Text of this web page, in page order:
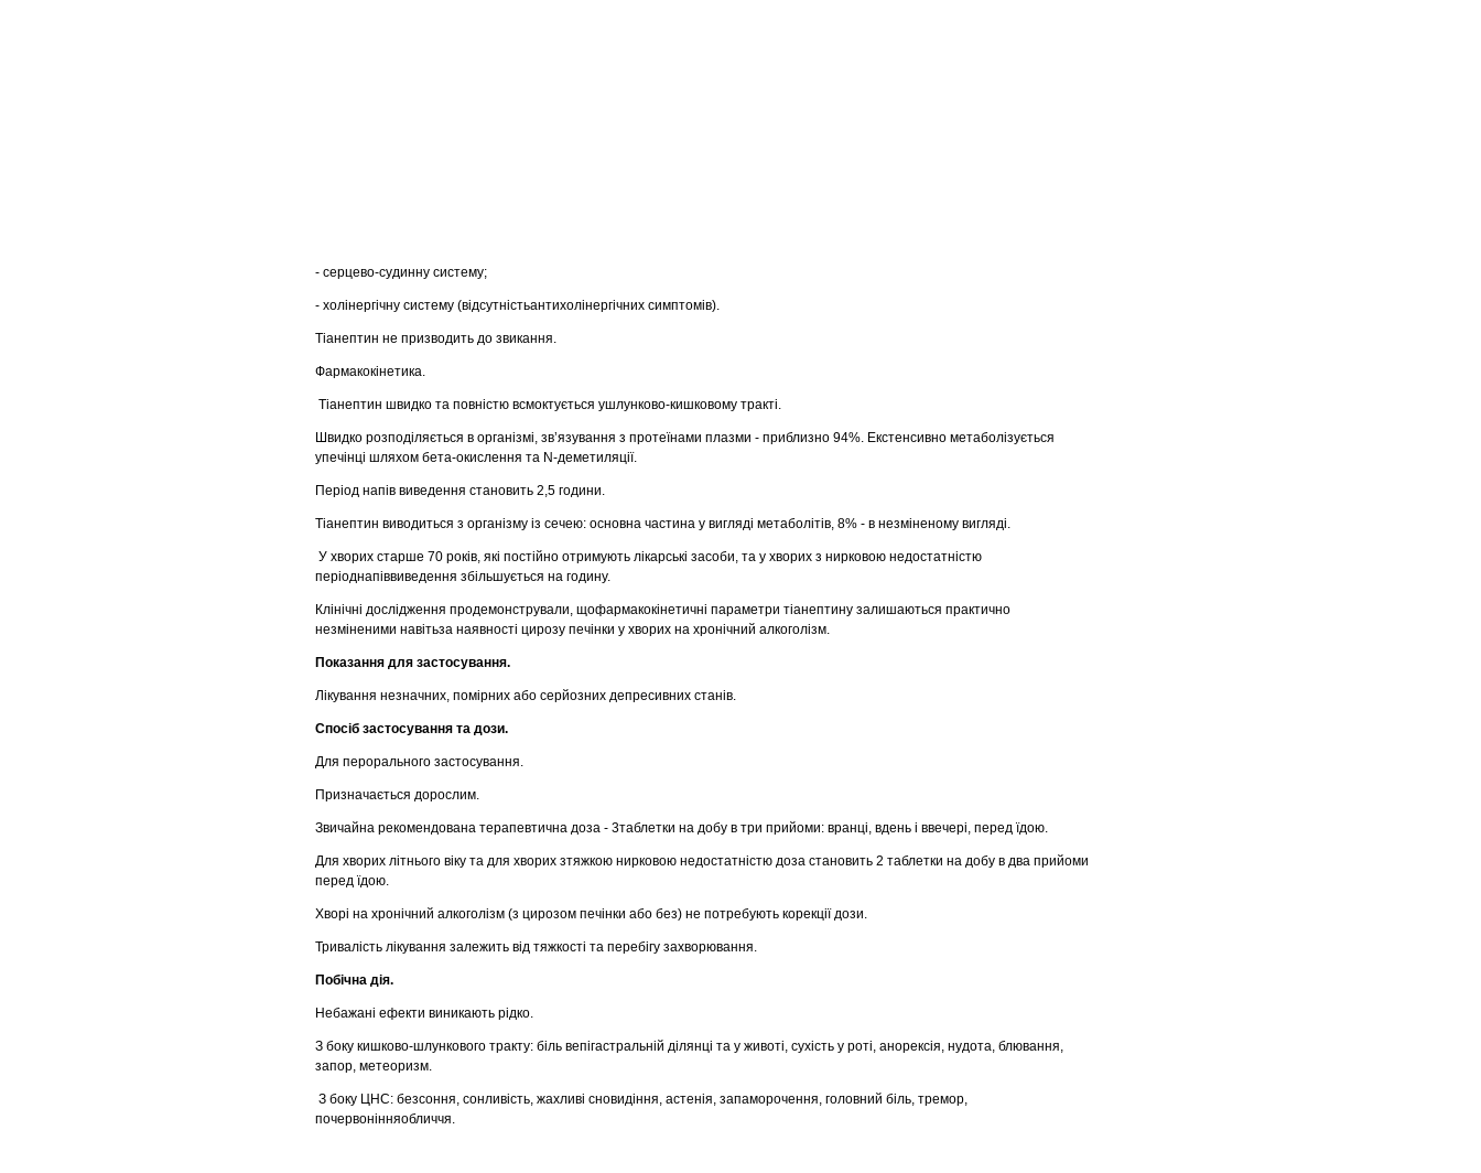
- серцево-судинну систему;
- холiнергiчну систему (відсутністьантихолiнергiчних симптомiв).
Тiанептин не призводить до звикання.
Фармакокінетика.
Тіанептин швидко та повністю всмоктується ушлунково-кишковому трактi.
Швидко розподіляється в організмі, зв’язування з протеїнами плазми - приблизно 94%. Екстенсивно метаболiзується
упечінці шляхом бета-окислення та N-деметиляцiї.
Період напів виведення становить 2,5 години.
Тіанептин виводиться з організму із сечею: основна частина у вигляді метаболітів, 8% - в незміненому вигляді.
У хворих старше 70 років, які постійно отримують лікарські засоби, та у хворих з нирковою недостатністю
періоднапiввиведення збільшується на годину.
Клінічні дослідження продемонстрували, щофармакокінетичні параметри тіанептину залишаються практично
незміненими навітьза наявності цирозу печінки у хворих на хронічний алкоголізм.
Показання для застосування.
Лікування незначних, помірних або серйозних депресивних станів.
Спосіб застосування та дози.
Для перорального застосування.
Призначається дорослим.
Звичайна рекомендована терапевтична доза - 3таблетки на добу в три прийоми: вранці, вдень і ввечері, перед їдою.
Для хворих літнього віку та для хворих зтяжкою нирковою недостатністю доза становить 2 таблетки на добу в два прийоми
перед їдою.
Хворі на хронічний алкоголізм (з цирозом печінки або без) не потребують корекції дози.
Тривалість лікування залежить від тяжкості та перебігу захворювання.
Побічна дія.
Небажані ефекти виникають рідко.
З боку кишково-шлункового тракту: біль вепігастральній ділянці та у животі, сухість у роті, анорексія, нудота, блювання,
запор, метеоризм.
З боку ЦНС: безсоння, сонливiсть, жахливі сновидiння, астенія, запаморочення, головний біль, тремор,
почервонiнняобличчя.